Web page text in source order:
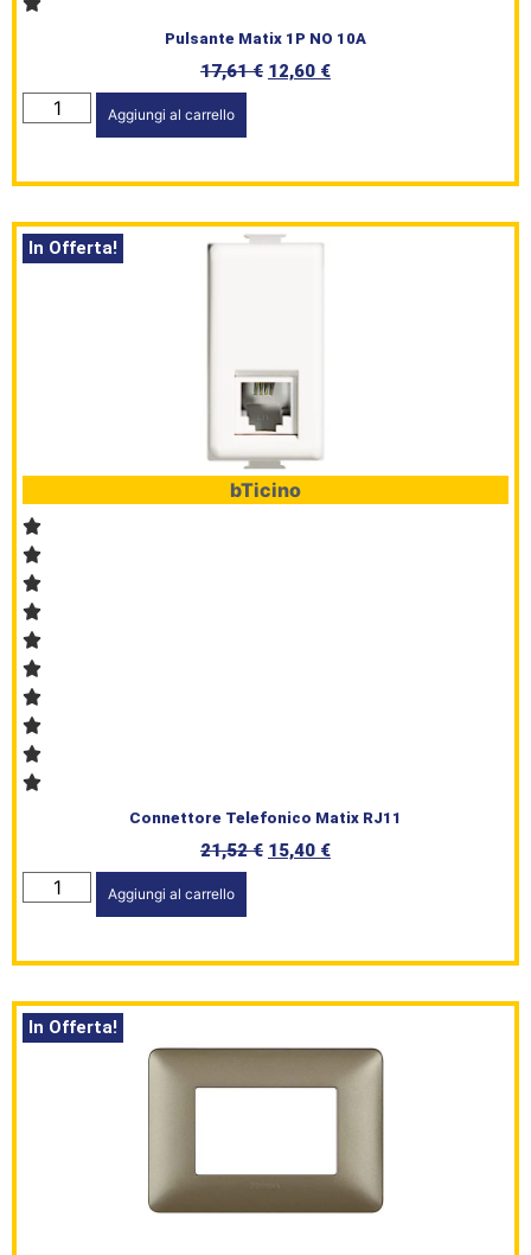
Pulsante Matix 1P NO 10A
17,61€ 12,60 €
Aggiungi al carrello
In Offerta!
bTicino
Connettore Telefonico Matix RJ11
21,52€ 15,40 €
Aggiungi al carrello
In Offerta!